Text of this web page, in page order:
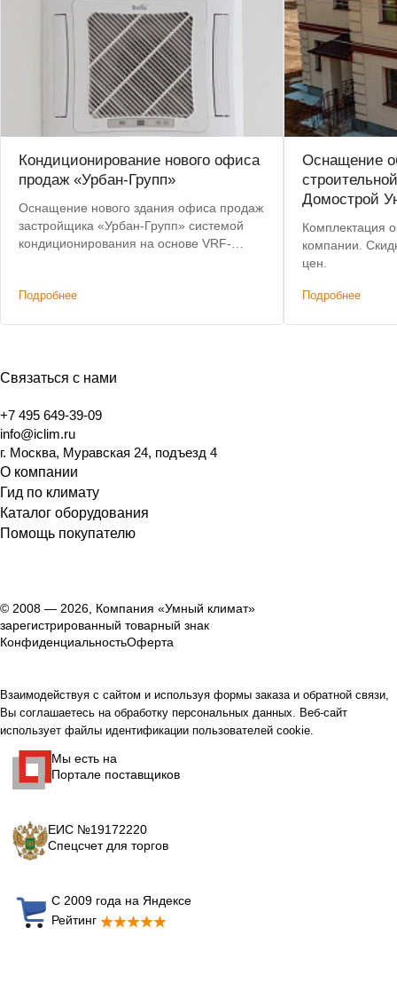
Кондиционирование нового офиса
продаж «Урбан-Групп»
Оснащение нового здания офиса продаж
застройщика «Урбан-Групп» системой
кондиционирования на основе VRF-
Подробнее
Оснащение
Домострой
Комплектация
компании.
цен.
Подробнее
Связаться с нами
+7 495 649-39-09
info@iclim.ru
г. Москва, Муравская 24, подъезд 4
О компании
Гид по климату
Каталог оборудования
Помощь покупателю
© 2008 — 2026, Компания «Умный климат»
зарегистрированный товарный знак
КонфиденциальностьОферта
Взаимодействуя с сайтом и используя формы заказа и обратной связи,
Вы соглашаетесь на обработку персональных данных. Веб-сайт
использует файлы идентификации пользователей cookie.
Мы есть на
Портале поставщиков
ЕИС №19172220
Спецсчет для торгов
С 2009 года на Яндексе
Рейтинг